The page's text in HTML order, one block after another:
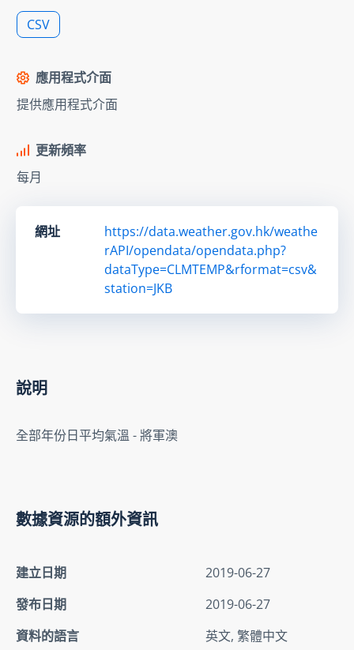
CSV
應用程式介面
提供應用程式介面
更新頻率
每月
網址
https://data.weather.gov.hk/weathe
rAPI/opendata/opendata.php?
dataType=CLMTEMP&rformat=csv&
station=JKB
說明
全部年份日平均氣溫 - 將軍澳
數據資源的額外資訊
建立日期
2019-06-27
發布日期
2019-06-27
資料的語言
英文, 繁體中文